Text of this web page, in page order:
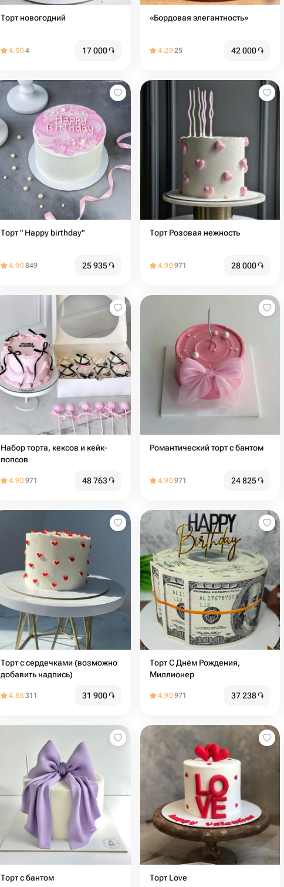
Торт новогодний
4.504 17 000֏
«Бордовая элегантность»
4.2925 42 000֏
Торт " Happy birthday"
4.90849 25 935֏
Торт Розовая нежность
4.90971 28 000֏
Набор торта, кексов и кейк-
попсов
4.90971 48 763֏
Романтический торт с бантом
4.90971 24 825֏
Торт с сердечками (возможно
добавить надпись)
4.86311 31 900֏
Торт С Днём Рождения,
Миллионер
4.90971 37 238֏
Торт с бантом Торт Love